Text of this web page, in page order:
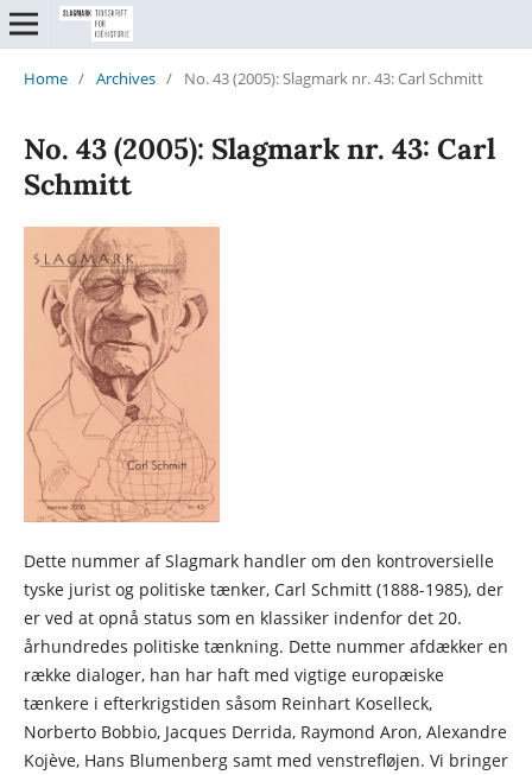
Home / Archives / No. 43 (2005): Slagmark nr. 43: Carl Schmitt
No. 43 (2005): Slagmark nr. 43: Carl
Schmitt
Dette nummer af Slagmark handler om den kontroversielle
tyske jurist og politiske tænker, Carl Schmitt (1888-1985), der
er ved at opnå status som en klassiker indenfor det 20.
århundredes politiske tænkning. Dette nummer afdækker en
række dialoger, han har haft med vigtige europæiske
tænkere i efterkrigstiden såsom Reinhart Koselleck,
Norberto Bobbio, Jacques Derrida, Raymond Aron, Alexandre
Kojève, Hans Blumenberg samt med venstrefløjen. Vi bringer